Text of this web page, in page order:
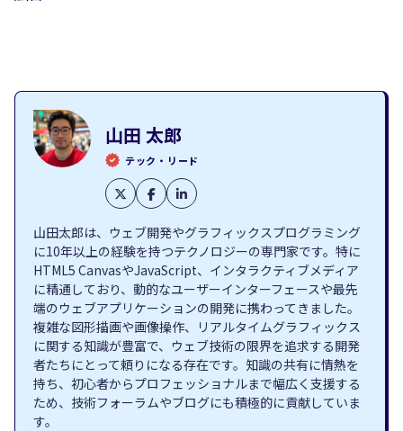
山田 太郎
テック・リード
山田太郎は、ウェブ開発やグラフィックスプログラミング
に10年以上の経験を持つテクノロジーの専門家です。特に
HTML5 CanvasやJavaScript、インタラクティブメディア
に精通しており、動的なユーザーインターフェースや最先
端のウェブアプリケーションの開発に携わってきました。
複雑な図形描画や画像操作、リアルタイムグラフィックス
に関する知識が豊富で、ウェブ技術の限界を追求する開発
者たちにとって頼りになる存在です。知識の共有に情熱を
持ち、初心者からプロフェッショナルまで幅広く支援する
ため、技術フォーラムやブログにも積極的に貢献していま
す。